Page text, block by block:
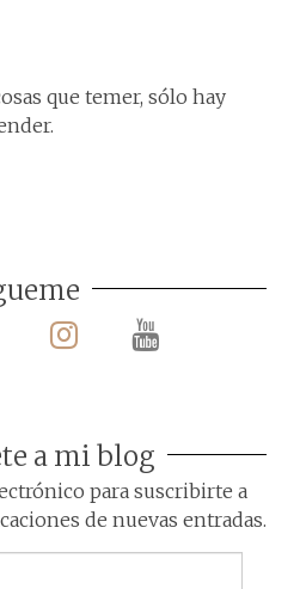
que temer, sólo hay
a mi blog
para suscribirte a
de nuevas entradas.